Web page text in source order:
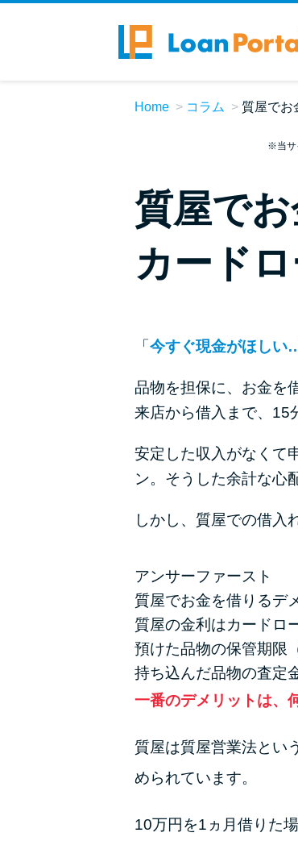
Home コラム 質屋でお
※当サ
質屋で
カード
「今すぐ現金がほしい
品物を担保に、お金を
来店から借入まで、15
安定した収入がなくて
ン。そうした余計な心
しかし、質屋での借入
アンサーファースト
質屋でお金を借りるデ
質屋の金利はカードロ
預けた品物の保管期限
持ち込んだ品物の査定
一番のデメリットは、
質屋は質屋営業法とい
められています。
10万円を1ヵ月借りた